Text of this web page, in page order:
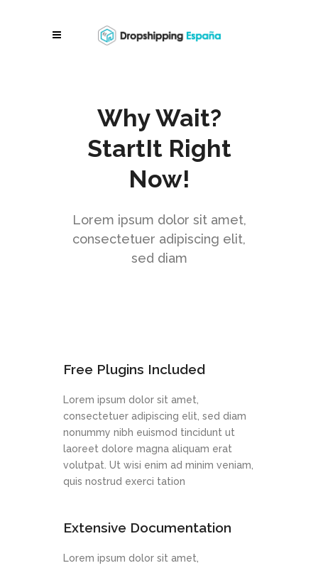
Why Wait?
StartIt Right
Now!
Lorem ipsum dolor sit amet,
consectetuer adipiscing elit,
sed diam
Free Plugins Included
Lorem ipsum dolor sit amet,
consectetuer adipiscing elit, sed diam
nonummy nibh euismod tincidunt ut
laoreet dolore magna aliquam erat
volutpat. Ut wisi enim ad minim veniam,
quis nostrud exerci tation
Extensive Documentation
Lorem ipsum dolor sit amet,